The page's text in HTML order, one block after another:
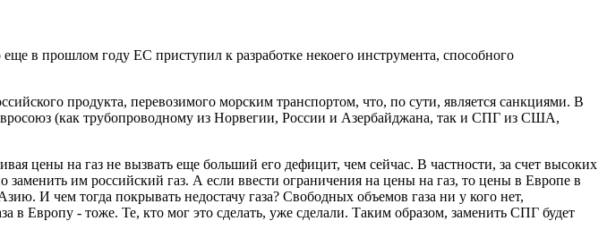
в прошлом году ЕС приступил к разработке некоего инструмента, способного
продукта, перевозимого морским транспортом, что, по сути, является санкциями. В
(как трубопроводному из Норвегии, России и Азербайджана, так и СПГ из США,
цены на газ не вызвать еще больший его дефицит, чем сейчас. В частности, за счет высоких
им российский газ. А если ввести ограничения на цены на газ, то цены в Европе в
И чем тогда покрывать недостачу газа? Свободных объемов газа ни у кого нет,
в Европу - тоже. Те, кто мог это сделать, уже сделали. Таким образом, заменить СПГ будет